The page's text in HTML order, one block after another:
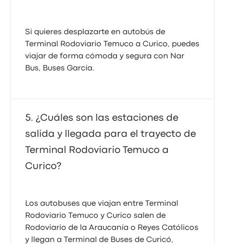
Si quieres desplazarte en autobús de
Terminal Rodoviario Temuco a Curico, puedes
viajar de forma cómoda y segura con Nar
Bus, Buses García.
¿Cuáles son las estaciones de
salida y llegada para el trayecto de
Terminal Rodoviario Temuco a
Curico?
Los autobuses que viajan entre Terminal
Rodoviario Temuco y Curico salen de
Rodoviario de la Araucanía o Reyes Católicos
y llegan a Terminal de Buses de Curicó,